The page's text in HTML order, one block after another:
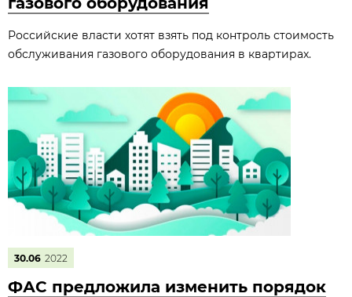
Российские власти хотят взять под контроль стоимость
обслуживания газового оборудования в квартирах.
30.06 2022
ФАС предложила изменить порядок